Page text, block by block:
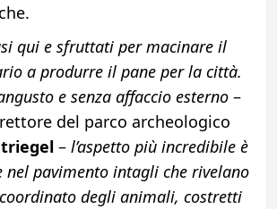
qui e sfruttati per macinare il
a produrre il pane per la città.
e senza affaccio esterno–
del parco archeologico
– l’aspetto più incredibile è
pavimento intagli che rivelano
degli animali, costretti